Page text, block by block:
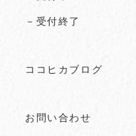
－受付終了
ココヒカブログ
お問い合わせ